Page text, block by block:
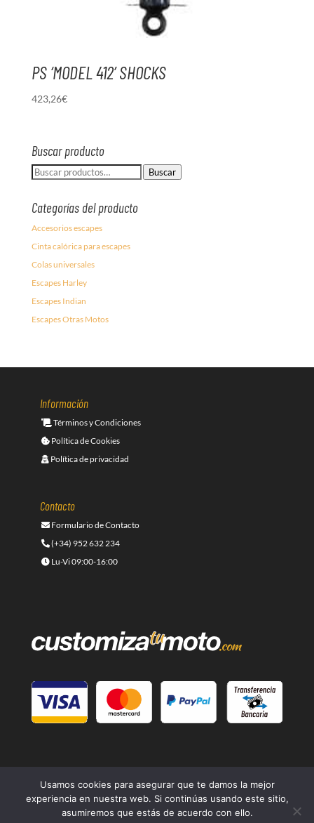
PS ‘MODEL 412’ SHOCKS
423,26€
Buscar producto
Buscar
Buscar
Categorías del producto
Accesorios escapes
Cinta calórica para escapes
Colas universales
Escapes Harley
Escapes Indian
Escapes Otras Motos
Información
Términos y Condiciones
Política de Cookies
Política de privacidad
Contacto
Formulario de Contacto
(+34) 952 632 234
Lu-Vi 09:00-16:00
Usamos cookies para asegurar que te damos la mejor
experiencia en nuestra web. Si continúas usando este sitio,
asumiremos que estás de acuerdo con ello.